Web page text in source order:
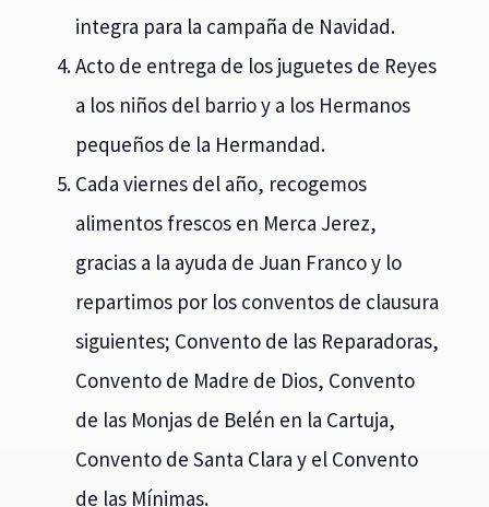
pequeños de la Hermandad.
Cada viernes del año, recogemos
alimentos frescos en Merca Jerez,
gracias a la ayuda de Juan Franco y lo
repartimos por los conventos de clausura
siguientes; Convento de las Reparadoras,
Convento de Madre de Dios, Convento
de las Monjas de Belén en la Cartuja,
Convento de Santa Clara y el Convento
de las Mínimas.
Proyecto para ayudar al comedor Social
El Salvador a sufragar el pan necesario
para todos los domingos de cada mes.